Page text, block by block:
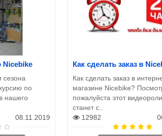
Nicebike
сезона
по
нашего
08.11.2019
Как сделать заказ в
Как сделать заказ в
магазине Nicebike?
пожалуйста этот
станет с..
12982